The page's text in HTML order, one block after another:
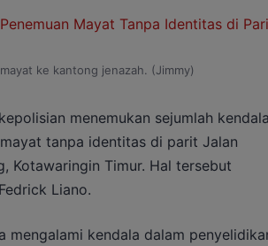
ke kantong jenazah. (Jimmy)
menemukan sejumlah kendala
tanpa identitas di parit Jalan
Kotawaringin Timur. Hal tersebut
Liano.
mengalami kendala dalam